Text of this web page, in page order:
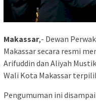
Makassar,- Dewan
Makassar secara resmi
Arifuddin dan Aliyah
Wali Kota Makassar
Pengumuman ini